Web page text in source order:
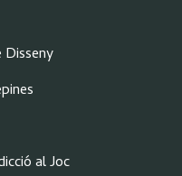
al Joc